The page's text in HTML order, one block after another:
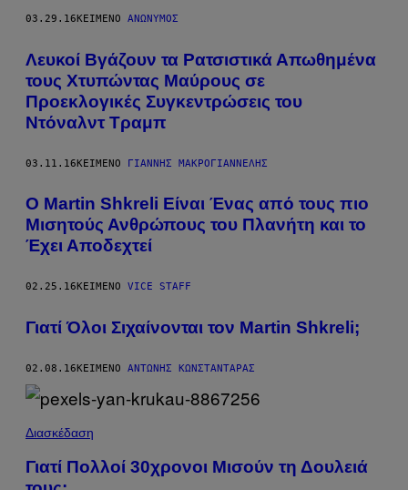
03.29.16 ΚΕΊΜΕΝΟ ΑΝΏΝΥΜΟΣ
Λευκοί Βγάζουν τα Ρατσιστικά Απωθημένα
τους Χτυπώντας Μαύρους σε
Προεκλογικές Συγκεντρώσεις του
Ντόναλντ Τραμπ
03.11.16ΚΕΊΜΕΝΟ ΓΙΆΝΝΗΣ ΜΑΚΡΟΓΙΑΝΝΈΛΗΣ
Ο Martin Shkreli Είναι Ένας από τους πιο
Μισητούς Ανθρώπους του Πλανήτη και το
Έχει Αποδεχτεί
02.25.16 ΚΕΊΜΕΝΟ VICE STAFF
Γιατί Όλοι Σιχαίνονται τον Martin Shkreli;
02.08.16ΚΕΊΜΕΝΟ ΑΝΤΏΝΗΣ ΚΩΝΣΤΑΝΤΆΡΑΣ
Διασκέδαση
Γιατί Πολλοί 30χρονοι Μισούν τη Δουλειά